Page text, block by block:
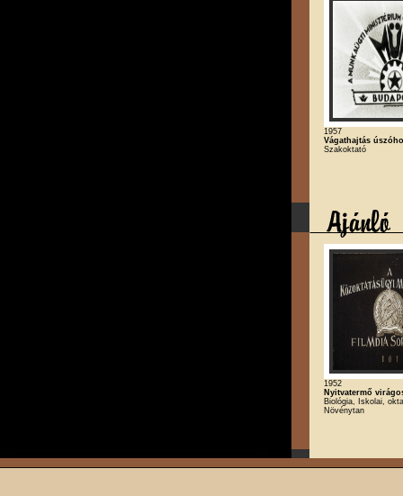
1957
Vágathajtás
Szakoktató
1952
Nyitvatermő
Biológia, Iskolai,
Növénytan